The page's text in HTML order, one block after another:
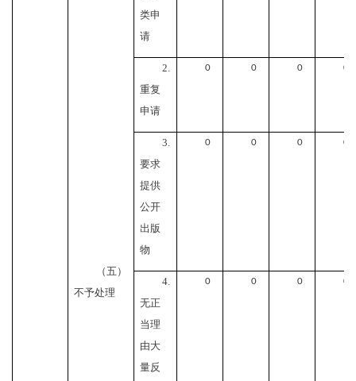
（五）
不予处理
类申
请
2.
重复
申请
0 0 0 0
3.
要求
提供
公开
出版
物
0 0 0 0
4.
无正
当理
由大
量反
0 0 0 0